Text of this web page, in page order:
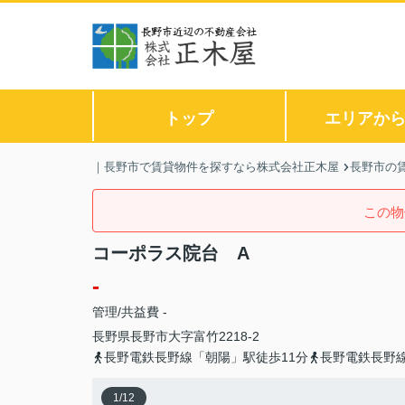
トップ エリアか
｜長野市で賃貸物件を探すなら株式会社正木屋 長野市の
この
コーポラス院台 A
-
管理/共益費 -
長野県長野市大字富竹2218-2
長野電鉄長野線「朝陽」駅徒歩11分
長野電鉄長野
1/12